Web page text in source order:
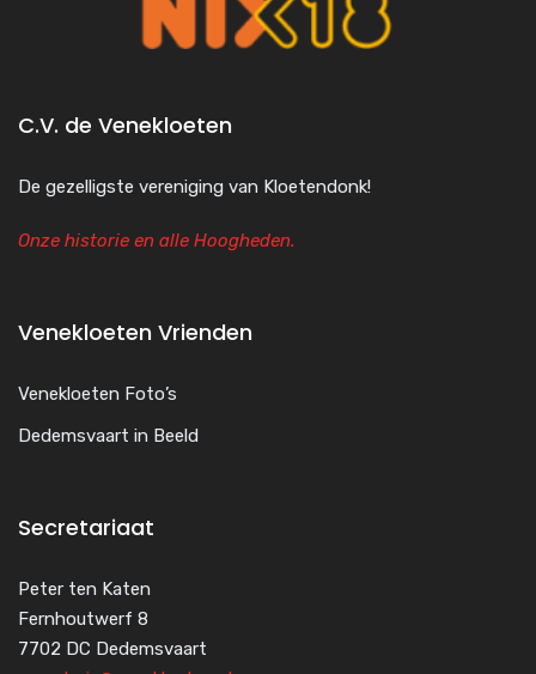
C.V. de Venekloeten
De gezelligste vereniging van Kloetendonk!
Onze historie en alle Hoogheden.
Venekloeten Vrienden
Venekloeten Foto’s
Dedemsvaart in Beeld
Secretariaat
Peter ten Katen
Fernhoutwerf 8
7702 DC Dedemsvaart